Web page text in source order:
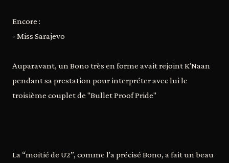
Encore :
- Miss Sarajevo
Auparavant, un Bono très en forme avait rejoint K'Naan
pendant sa prestation pour interpréter avec lui le
troisième couplet de "Bullet Proof Pride"
La “moitié de U2”, comme l'a précisé Bono, a fait un beau